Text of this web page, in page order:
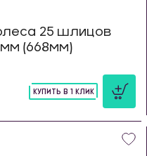
25 шлицов
мм (668мм)
КУПИТЬ В 1 КЛИК